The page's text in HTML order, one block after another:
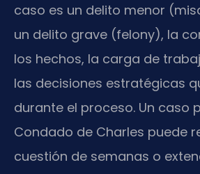
caso es un delito menor
un delito grave (felony), la
los hechos, la carga de
las decisiones estratégicas
durante el proceso. Un caso
Condado de Charles puede
cuestión de semanas o